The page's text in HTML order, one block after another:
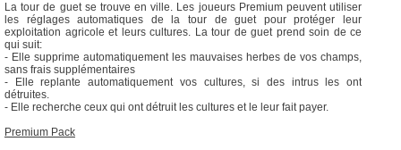
La tour de guet se trouve en ville. Les joueurs Premium peuvent utiliser
les réglages automatiques de la tour de guet pour protéger leur
exploitation agricole et leurs cultures. La tour de guet prend soin de ce
qui suit:
- Elle supprime automatiquement les mauvaises herbes de vos champs,
sans frais supplémentaires
- Elle replante automatiquement vos cultures, si des intrus les ont
détruites.
- Elle recherche ceux qui ont détruit les cultures et le leur fait payer.
Premium Pack